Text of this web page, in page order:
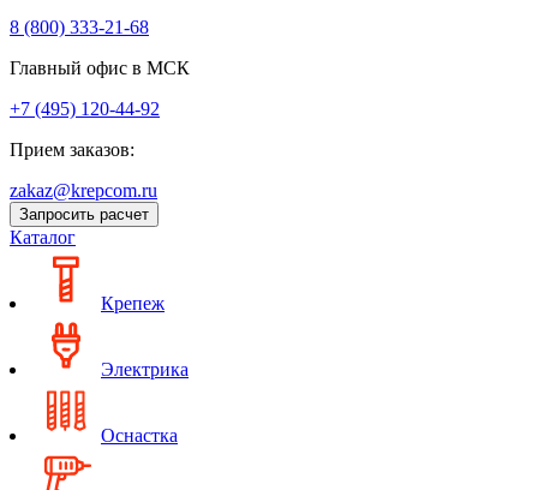
8 (800) 333‑21-68
Главный офис в МСК
+7 (495) 120-44-92
Прием заказов:
zakaz@krepcom.ru
Запросить расчет
Каталог
Крепеж
Электрика
Оснастка